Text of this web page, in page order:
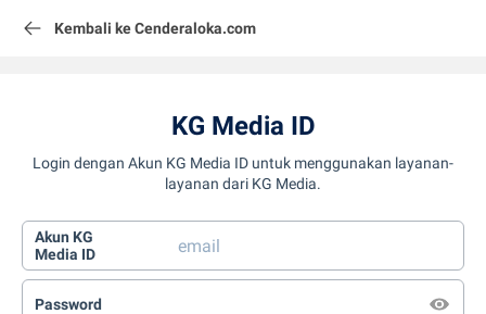
Kembali ke Cenderaloka.com
KG Media ID
Login dengan Akun KG Media ID untuk menggunakan layanan-
layanan dari KG Media.
Akun KG
Media ID
Password